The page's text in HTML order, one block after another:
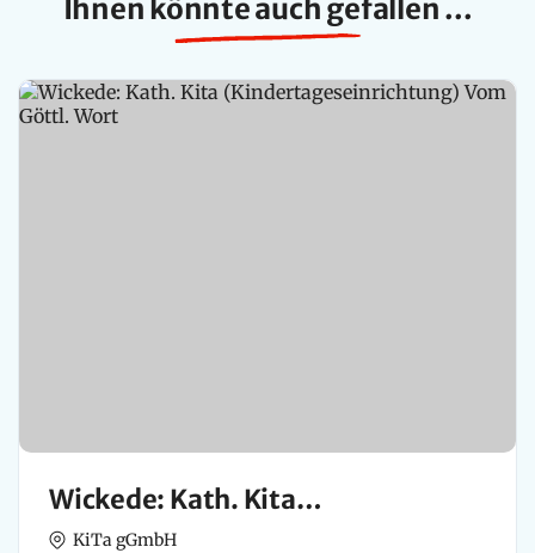
Ihnen könnte auch gefallen ...
Wickede: Kath. Kita
(Kindertageseinrichtung) Vom
KiTa gGmbH